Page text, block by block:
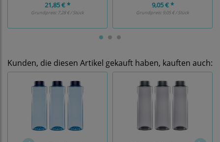
21,85 € *
Grundpreis: 7,28 € / Stück
9,05 € *
Grundpreis:9,05 € / Stück
Kunden, die diesen Artikel gekauft haben, kauften auch: